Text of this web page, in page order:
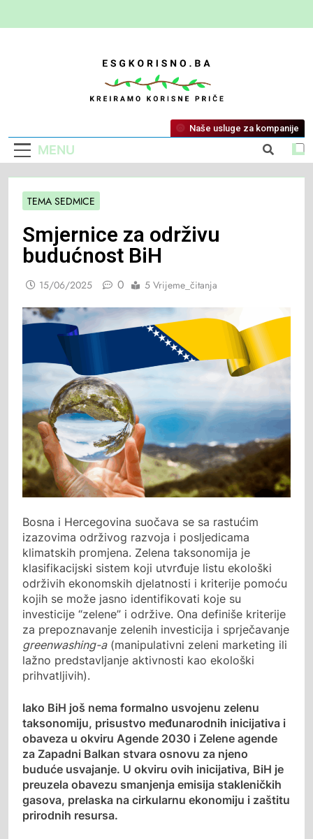
ESG Korisno
Kreiramo Korisne Priče
MENU
Naše usluge za kompanije
TEMA SEDMICE
Smjernice za održivu
budućnost BiH
15/06/2025 0 5 Vrijeme_čitanja
Bosna i Hercegovina suočava se sa rastućim
izazovima održivog razvoja i posljedicama
klimatskih promjena. Zelena taksonomija je
klasifikacijski sistem koji utvrđuje listu ekološki
održivih ekonomskih djelatnosti i kriterije pomoću
kojih se može jasno identifikovati koje su
investicije “zelene” i održive. Ona definiše kriterije
za prepoznavanje zelenih investicija i sprječavanje
greenwashing-a(manipulativni zeleni marketing ili
lažno predstavljanje aktivnosti kao ekološki
prihvatljivih).
Iako BiH još nema formalno usvojenu zelenu
taksonomiju, prisustvo međunarodnih inicijativa i
obaveza u okviru Agende 2030 i Zelene agende
za Zapadni Balkan stvara osnovu za njeno
buduće usvajanje. U okviru ovih inicijativa, BiH je
preuzela obavezu smanjenja emisija stakleničkih
gasova, prelaska na cirkularnu ekonomiju i zaštitu
prirodnih resursa.